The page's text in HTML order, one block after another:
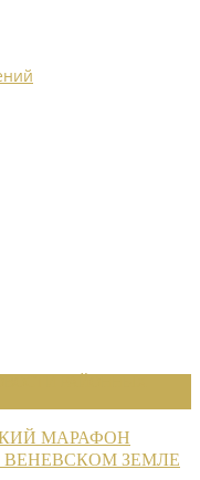
МАРАФОН
ВЕНЕВСКОМ ЗЕМЛЕ